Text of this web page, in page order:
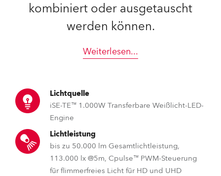
kombiniert oder ausgetauscht
werden können.
Weiterlesen...
Lichtquelle
iSE-TE™ 1.000W Transferbare Weißlicht-LED-
Engine
Lichtleistung
bis zu 50.000 lm Gesamtlichtleistung,
113.000 lx @5m, Cpulse™ PWM-Steuerung
für flimmerfreies Licht für HD und UHD